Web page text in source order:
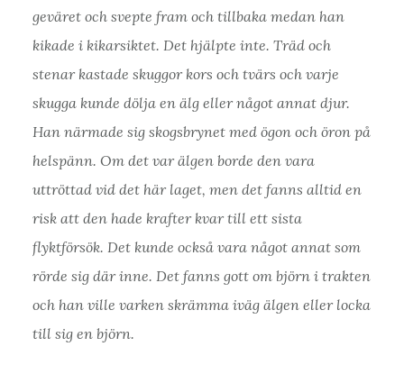
geväret och svepte fram och tillbaka medan han
kikade i kikarsiktet. Det hjälpte inte. Träd och
stenar kastade skuggor kors och tvärs och varje
skugga kunde dölja en älg eller något annat djur.
Han närmade sig skogsbrynet med ögon och öron på
helspänn. Om det var älgen borde den vara
uttröttad vid det här laget, men det fanns alltid en
risk att den hade krafter kvar till ett sista
flyktförsök. Det kunde också vara något annat som
rörde sig där inne. Det fanns gott om björn i trakten
och han ville varken skrämma iväg älgen eller locka
till sig en björn.